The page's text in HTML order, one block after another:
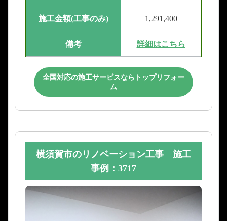
施工金額(工事のみ) 1,291,400
備考 詳細はこちら
全国対応の施工サービスならトップリフォー
ム
横須賀市のリノベーション工事 施工
事例：3717